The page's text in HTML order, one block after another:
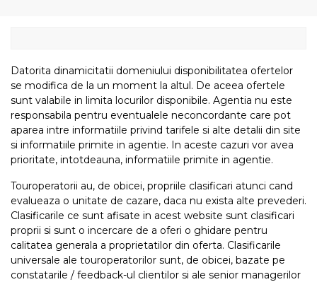
Datorita dinamicitatii domeniului disponibilitatea ofertelor
se modifica de la un moment la altul. De aceea ofertele
sunt valabile in limita locurilor disponibile. Agentia nu este
responsabila pentru eventualele neconcordante care pot
aparea intre informatiile privind tarifele si alte detalii din site
si informatiile primite in agentie. In aceste cazuri vor avea
prioritate, intotdeauna, informatiile primite in agentie.
Touroperatorii au, de obicei, propriile clasificari atunci cand
evalueaza o unitate de cazare, daca nu exista alte prevederi.
Clasificarile ce sunt afisate in acest website sunt clasificari
proprii si sunt o incercare de a oferi o ghidare pentru
calitatea generala a proprietatilor din oferta. Clasificarile
universale ale touroperatorilor sunt, de obicei, bazate pe
constatarile / feedback-ul clientilor si ale senior managerilor